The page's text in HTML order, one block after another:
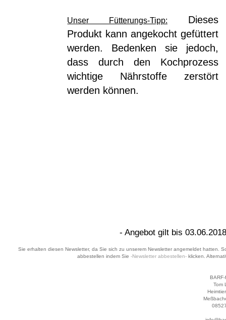
Unser Fütterungs-Tipp:
Dieses
Produkt kann angekocht gefüttert
werden. Bedenken sie jedoch,
dass durch den Kochprozess
wichtige Nährstoffe zerstört
werden können.
- Angebot gilt bis
Sie erhalten diesen Newsletter, da Sie sich zu unserem Newsletter angemeldet hatten.
abbestellen indem Sie -Newsletter abbestellen-klicken.
Tom